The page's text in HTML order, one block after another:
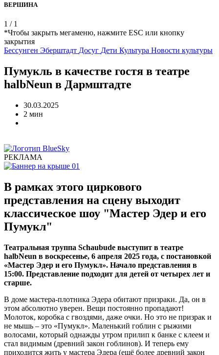
ВЕРШИНА
1 / 1
*Чтобы закрыть мегаменю, нажмите ESC или кнопку
закрытия
Бессунген Эберштадт Досуг Дети Культура Новости культуры
Пумукль в качестве гостя в театре
halbNeun в Дармштадте
30.03.2025
2 мин
РЕКЛАМА
В рамках этого циркового
представления на сцену выходит
классическое шоу "Мастер Эдер и его
Пумукл"
Театральная труппа Schaubude выступит в театре
halbNeun в воскресенье, 6 апреля 2025 года, с постановкой
«Мастер Эдер и его Пумукл». Начало представления в
15:00. Представление подходит для детей от четырех лет и
старше.
В доме мастера-плотника Эдера обитают призраки. Да, он в
этом абсолютно уверен. Вещи постоянно пропадают!
Молоток, коробка с гвоздями, даже очки. Но это не призрак и
не мышь – это «Пумукл». Маленький гоблин с рыжими
волосами, который однажды утром прилип к банке с клеем и
стал видимым (древний закон гоблинов). И теперь ему
приходится жить у мастера Эдера (ещё более древний закон